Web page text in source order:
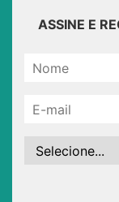
ASSINE E